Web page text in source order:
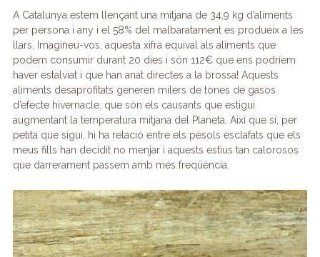
A Catalunya estem llençant una mitjana de 34,9 kg d’aliments
per persona i any i el 58% del malbaratament es produeix a les
llars. Imagineu-vos, aquesta xifra equival als aliments que
podem consumir durant 20 dies i són 112€ que ens podríem
haver estalviat i que han anat directes a la brossa! Aquests
aliments desaprofitats generen milers de tones de gasos
d’efecte hivernacle, que són els causants que estigui
augmentant la temperatura mitjana del Planeta. Així que sí, per
petita que sigui, hi ha relació entre els pèsols esclafats que els
meus fills han decidit no menjar i aquests estius tan calorosos
que darrerament passem amb més freqüència.